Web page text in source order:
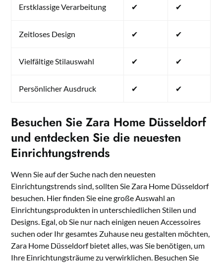
Erstklassige Verarbeitung ✔ ✔
Zeitloses Design ✔ ✔
Vielfältige Stilauswahl ✔ ✔
Persönlicher Ausdruck ✔ ✔
Besuchen Sie Zara Home Düsseldorf
und entdecken Sie die neuesten
Einrichtungstrends
Wenn Sie auf der Suche nach den neuesten
Einrichtungstrends sind, sollten Sie Zara Home Düsseldorf
besuchen. Hier finden Sie eine große Auswahl an
Einrichtungsprodukten in unterschiedlichen Stilen und
Designs. Egal, ob Sie nur nach einigen neuen Accessoires
suchen oder Ihr gesamtes Zuhause neu gestalten möchten,
Zara Home Düsseldorf bietet alles, was Sie benötigen, um
Ihre Einrichtungsträume zu verwirklichen. Besuchen Sie